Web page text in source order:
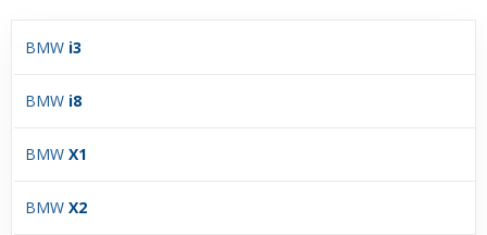
BMW i3
BMW i8
BMW X1
BMW X2